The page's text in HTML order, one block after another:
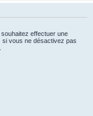
effectuer une
vous ne désactivez pas